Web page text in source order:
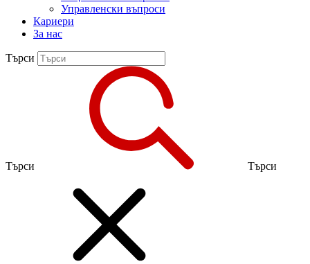
Управленски въпроси
Кариери
За нас
Търси
Търси Търси